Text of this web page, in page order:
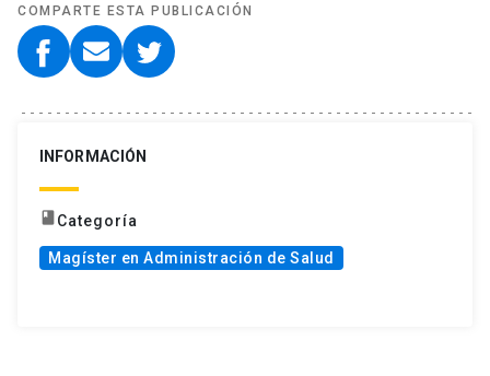
COMPARTE ESTA PUBLICACIÓN
INFORMACIÓN
book Categoría
Magíster en Administración de Salud